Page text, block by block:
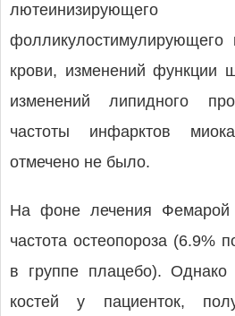
крови, изменений функции
изменений липидного
частоты инфарктов
отмечено не было.
На фоне лечения Фемарой
частота остеопороза (6.9%
в группе плацебо). Однако
костей у пациенток,